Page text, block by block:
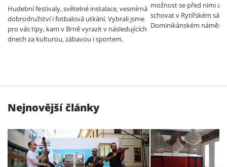
Hudební festivaly, světelné instalace, vesmírná
dobrodružství i fotbalová utkání. Vybrali jsme
pro vás tipy, kam v Brně vyrazit v následujících
dnech za kulturou, zábavou i sportem.
možnost se před nimi
schovat v Rytířském
Dominikánském náměstí.
Nejnovější články